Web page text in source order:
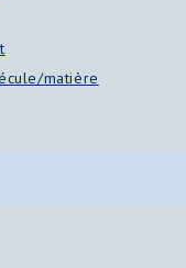
matière